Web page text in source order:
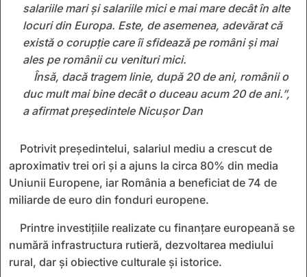
salariile mari și salariile mici e mai mare decât în alte
locuri din Europa. Este, de asemenea, adevărat că
există o corupție care îi sfidează pe români și mai
ales pe românii cu venituri mici.
Însă, dacă tragem linie, după 20 de ani, românii o
duc mult mai bine decât o duceau acum 20 de ani.”,
a afirmat președintele Nicușor Dan
Potrivit președintelui, salariul mediu a crescut de
aproximativ trei ori și a ajuns la circa 80% din media
Uniunii Europene, iar România a beneficiat de 74 de
miliarde de euro din fonduri europene.
Printre investițiile realizate cu finanțare europeană se
numără infrastructura rutieră, dezvoltarea mediului
rural, dar și obiective culturale și istorice.